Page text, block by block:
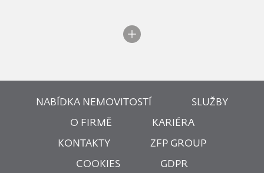
NABÍDKA NEMOVITOSTÍ SLUŽBY
O FIRMĚ KARIÉRA
KONTAKTY ZFP GROUP
COOKIES GDPR